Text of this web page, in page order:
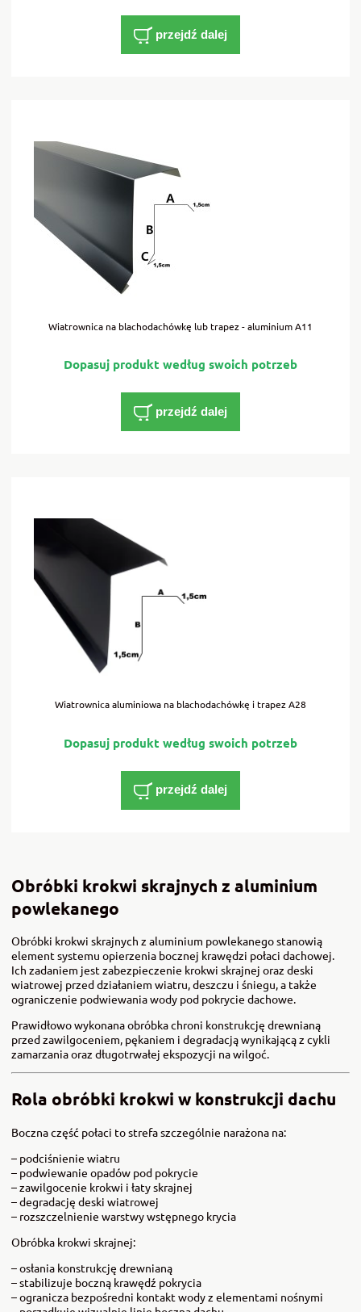
przejdź dalej
Wiatrownica na blachodachówkę lub trapez - aluminium A11
przejdź dalej
Wiatrownica aluminiowa na blachodachówkę i trapez A28
przejdź dalej
Obróbki krokwi skrajnych z aluminium
powlekanego
Obróbki krokwi skrajnych z aluminium powlekanego stanowią
element systemu opierzenia bocznej krawędzi połaci dachowej.
Ich zadaniem jest zabezpieczenie krokwi skrajnej oraz deski
wiatrowej przed działaniem wiatru, deszczu i śniegu, a także
ograniczenie podwiewania wody pod pokrycie dachowe.
Prawidłowo wykonana obróbka chroni konstrukcję drewnianą
przed zawilgoceniem, pękaniem i degradacją wynikającą z cykli
zamarzania oraz długotrwałej ekspozycji na wilgoć.
Rola obróbki krokwi w konstrukcji dachu
Boczna część połaci to strefa szczególnie narażona na:
– podciśnienie wiatru
– podwiewanie opadów pod pokrycie
– zawilgocenie krokwi i łaty skrajnej
– degradację deski wiatrowej
– rozszczelnienie warstwy wstępnego krycia
Obróbka krokwi skrajnej:
– osłania konstrukcję drewnianą
– stabilizuje boczną krawędź pokrycia
– ogranicza bezpośredni kontakt wody z elementami nośnymi